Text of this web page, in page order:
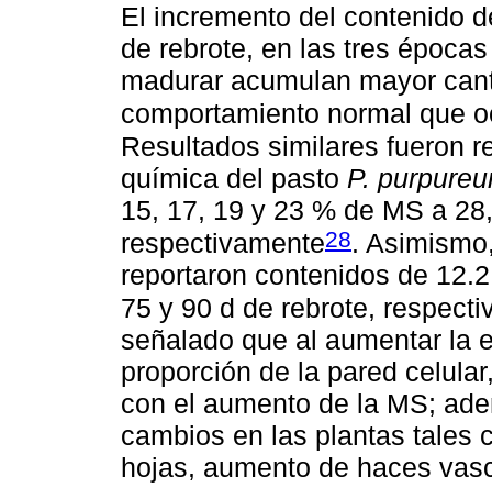
El incremento del contenido
de rebrote, en las tres
madurar acumulan mayor
comportamiento normal que
Resultados similares fueron
química del pasto P.
15, 17, 19 y 23 % de MS a
respectivamente28.
reportaron contenidos de
75 y 90 d de rebrote,
señalado que al aumentar la
proporción de la pared
con el aumento de la MS;
cambios en las plantas tales
hojas, aumento de haces